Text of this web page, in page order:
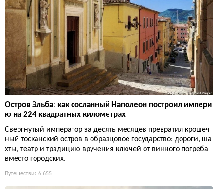
Остров Эльба: как сосланный Наполеон построил импери
ю на 224 квадратных километрах
Свергнутый император за десять месяцев превратил крошеч
ный тосканский остров в образцовое государство: дороги, ша
хты, театр и традицию вручения ключей от винного погреба
вместо городских.
Путешествия 6 655